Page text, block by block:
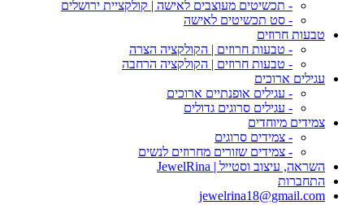
- תכשיטים מעוצבים לאישה | קולקציית ירושלים
- סט תכשיטים לאישה
טבעות חרוזים
- טבעות חרוזים | הקולקציה הצרה
- טבעות חרוזים | הקולקציה הרחבה
עגילים ארוכים
- עגילים אופנתיים ארוכים
- עגילים סרוגים גדולים
צמידים מיוחדים
- צמידים סרוגים
- צמידים שזורים מחרוזים לנשים
השראה, עיצוב וסטייל | JewelRina
התחברות
jewelrina18@gmail.com